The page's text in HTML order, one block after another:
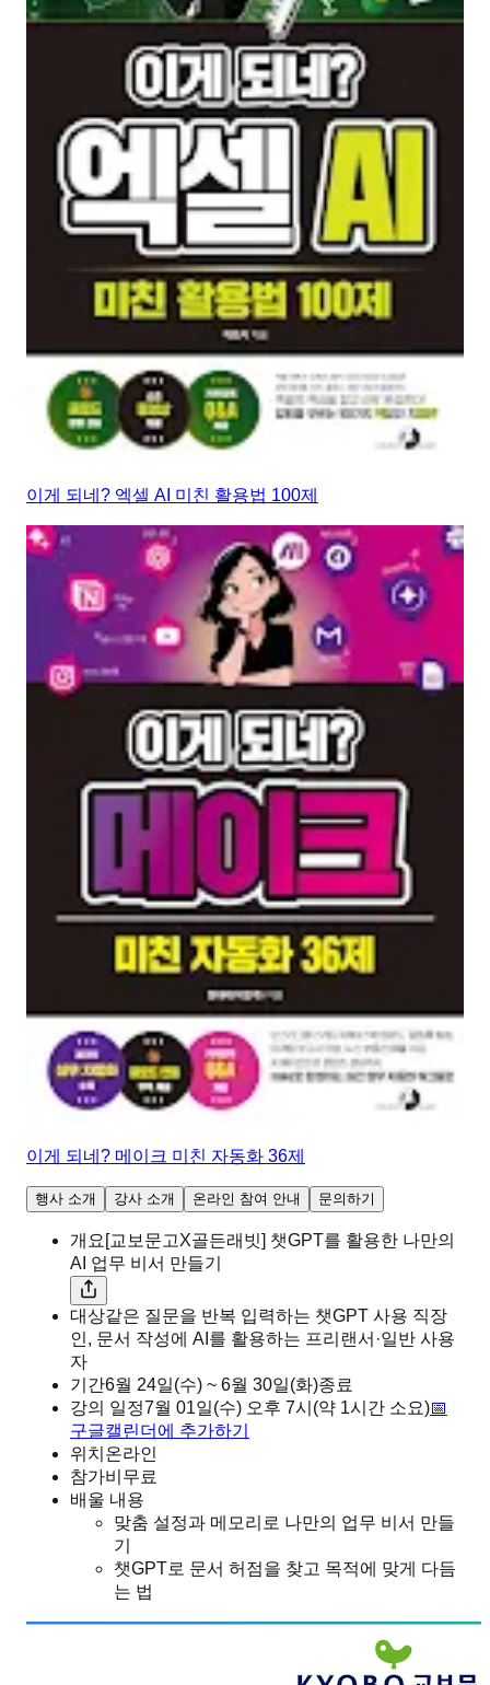
이게 되네? 엑셀 AI 미친 활용법 100제
이게 되네? 메이크 미친 자동화 36제
행사 소개 강사 소개 온라인 참여 안내 문의하기
개요 [교보문고X골든래빗] 챗GPT를 활용한 나만의
AI 업무 비서 만들기
대상같은 질문을 반복 입력하는 챗GPT 사용 직장
인, 문서 작성에 AI를 활용하는 프리랜서·일반 사용
자
기간6월 24일(수) ~ 6월 30일(화)종료
강의 일정7월 01일(수) 오후 7시 (약 1시간 소요)📅
구글캘린더에 추가하기
위치 온라인
참가비 무료
배울 내용
맞춤 설정과 메모리로 나만의 업무 비서 만들
기
챗GPT로 문서 허점을 찾고 목적에 맞게 다듬
는 법